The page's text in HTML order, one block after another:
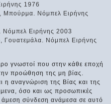
1976
Μπούρμα. Νόμπελ Ειρήνης
Ειρήνης 2003
Νόμπελ Ειρήνης
γνωστοί που στην κάθε εποχή
προώθηση της μη βίας.
η αναγνώριση της Βίας και της
όσο και ως προσωπικές
άμεση σύνδεση ανάμεσα σε αυτό